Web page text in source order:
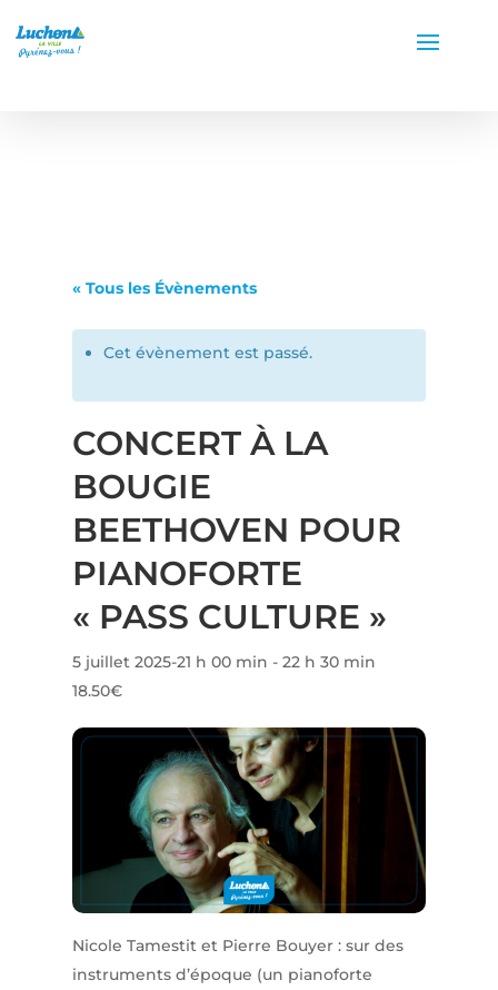
« Tous les Évènements
Cet évènement est passé.
CONCERT À LA
BOUGIE
BEETHOVEN POUR
PIANOFORTE
« PASS CULTURE »
5 juillet 2025-21 h 00 min - 22 h 30 min
18.50€
Nicole Tamestit et Pierre Bouyer : sur des
instruments d’époque (un pianoforte